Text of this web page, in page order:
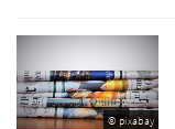
© pixabay